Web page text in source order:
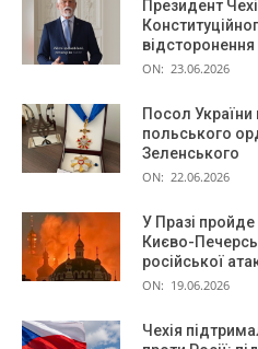
Президент
ON: 23.06.2026
Посол України
польського
Зеленського
ON: 22.06.2026
У Празі
Києво-
російської
ON: 19.06.2026
Чехія